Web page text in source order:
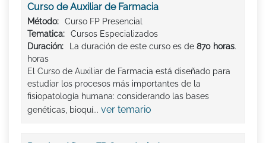
Curso de Auxiliar de Farmacia
Método:
Curso FP Presencial
Tematica:
Cursos Especializados
Duración:
La duración de este curso es de 870 horas.
horas
El Curso de Auxiliar de Farmacia está diseñado para
estudiar los procesos más importantes de la
fisiopatología humana: considerando las bases
genéticas, bioquí... ver temario